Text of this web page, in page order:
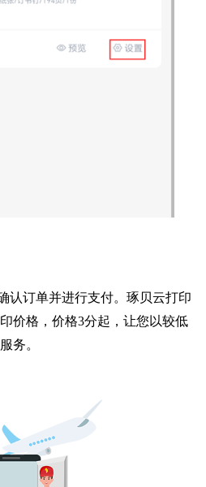
认订单并进行支付。琢贝云打印
价格，价格3分起，让您以较低
务。